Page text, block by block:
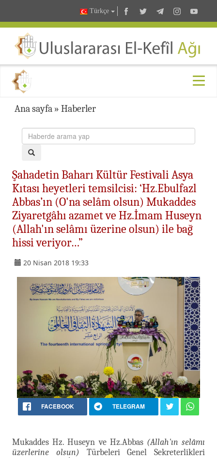
Türkçe
Ana sayfa » Haberler
Şahadetin Baharı Kültür Festivali Asya
Kıtası heyetleri temsilcisi: ‘Hz.Ebulfazl
Abbas’ın (O'na selâm olsun) Mukaddes
Ziyaretgâhı azamet ve Hz.İmam Huseyn
(Allah'ın selâmı üzerine olsun) ile bağ
hissi veriyor…”
20 Nisan 2018 19:33
FACEBOOK TELEGRAM
Mukaddes Hz. Huseyn ve Hz.Abbas (Allah'ın selâmı
üzerlerine olsun) Türbeleri Genel Sekreterlikleri